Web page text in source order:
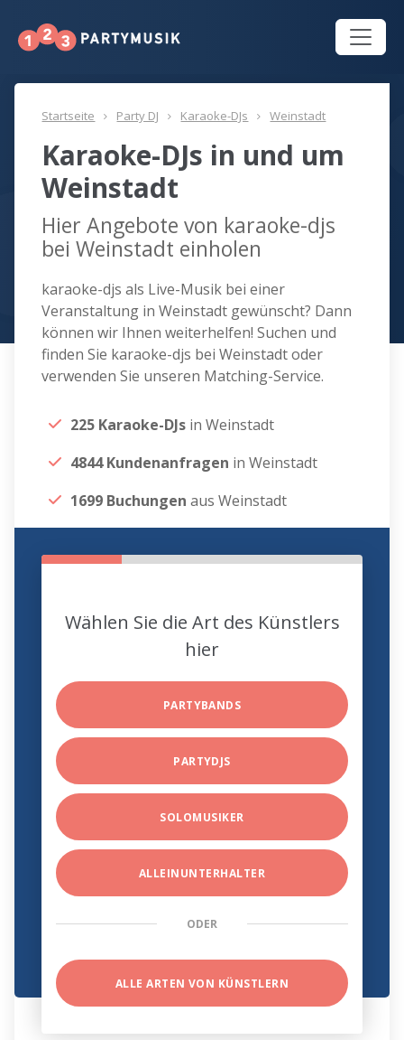
Startseite Party DJ Karaoke-DJs Weinstadt
Karaoke-DJs in und um
Weinstadt
Hier Angebote von karaoke-djs
bei Weinstadt einholen
karaoke-djs als Live-Musik bei einer
Veranstaltung in Weinstadt gewünscht? Dann
können wir Ihnen weiterhelfen! Suchen und
finden Sie karaoke-djs bei Weinstadt oder
verwenden Sie unseren Matching-Service.
225 Karaoke-DJs in Weinstadt
4844 Kundenanfragen in Weinstadt
1699 Buchungen aus Weinstadt
Wählen Sie die Art des Künstlers
hier
PARTYBANDS
PARTYDJS
SOLOMUSIKER
ALLEINUNTERHALTER
ODER
ALLE ARTEN VON KÜNSTLERN